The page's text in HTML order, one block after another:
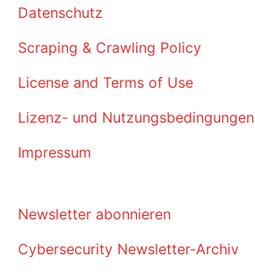
Datenschutz
Scraping & Crawling Policy
License and Terms of Use
Lizenz- und Nutzungsbedingungen
Impressum
Newsletter abonnieren
Cybersecurity Newsletter-Archiv